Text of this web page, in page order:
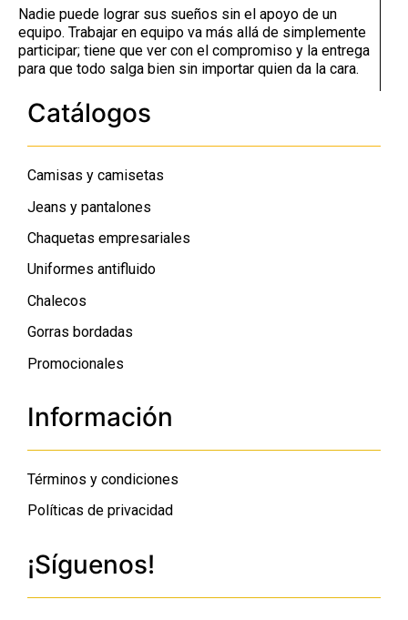
Nadie puede lograr sus sueños sin el apoyo de un
equipo. Trabajar en equipo va más allá de simplemente
participar; tiene que ver con el compromiso y la entrega
para que todo salga bien sin importar quien da la cara.
Catálogos
Camisas y camisetas
Jeans y pantalones
Chaquetas empresariales
Uniformes antifluido
Chalecos
Gorras bordadas
Promocionales
Información
Términos y condiciones
Políticas de privacidad
¡Síguenos!